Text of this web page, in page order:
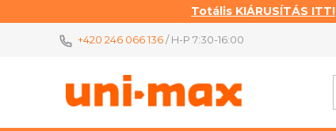
Totális KIÁRUSÍTÁS ITT!
+420 246 066 136/ H-P 7:30-16:00